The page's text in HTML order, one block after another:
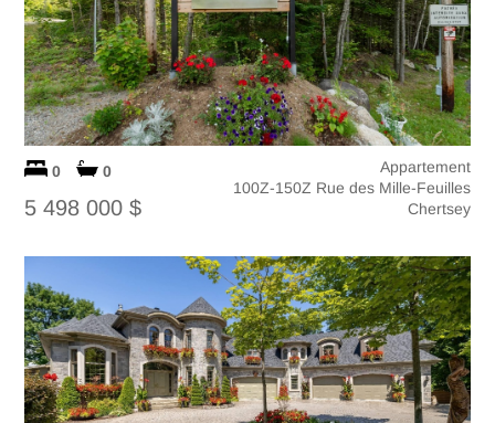
0 0
5 498 000 $
Appartement
100Z-150Z Rue des Mille-Feuilles
Chertsey